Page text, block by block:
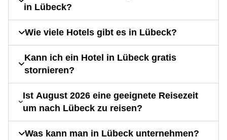
in Lübeck?
Wie viele Hotels gibt es in Lübeck?
Kann ich ein Hotel in Lübeck gratis
stornieren?
Ist August 2026 eine geeignete Reisezeit
um nach Lübeck zu reisen?
Was kann man in Lübeck unternehmen?